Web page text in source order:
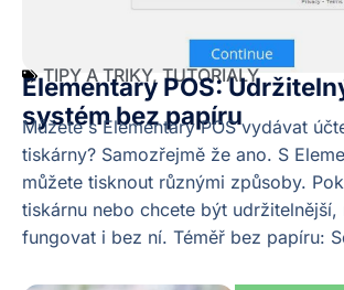
TIPY A TRIKY, TUTORIALY
Elementary POS:
systém bez papíru
Můžete s Elementary POS vydávat
tiskárny? Samozřejmě že ano. S
můžete tisknout různými způsoby.
tiskárnu nebo chcete být udržitelnější,
fungovat i bez ní. Téměř bez papíru: